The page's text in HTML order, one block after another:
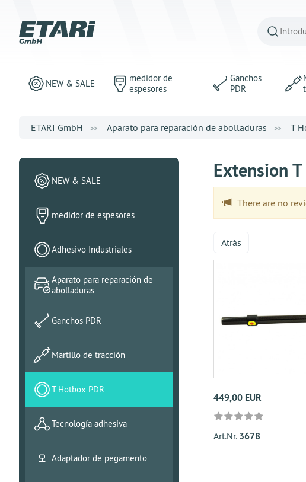
NEW & SALE
medidor de
espesores
Ganchos
PDR
ETARI GmbH Aparato para reparación de abolladuras T
Extension
There are no
Atrás
449,00 EUR
Art.Nr. 3678
NEW & SALE
medidor de espesores
Adhesivo Industriales
Aparato para reparación de
abolladuras
Ganchos PDR
Martillo de tracción
T Hotbox PDR
Tecnología adhesiva
Adaptador de pegamento